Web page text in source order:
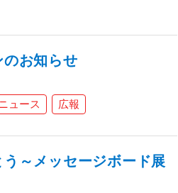
のお知らせ
ュース 広報
～メッセージボード展